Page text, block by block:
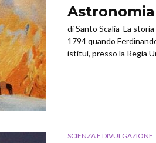
Astronomia
di Santo Scalia La
1794 quando
istituì, presso la Regia
SCIENZA E DIVULGAZIONE